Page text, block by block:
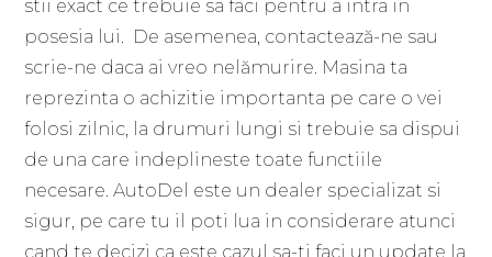
stii exact ce trebuie sa faci pentru a intra in
posesia lui. De asemenea, contactează-ne sau
scrie-ne daca ai vreo nelămurire. Masina ta
reprezinta o achizitie importanta pe care o vei
folosi zilnic, la drumuri lungi si trebuie sa dispui
de una care indeplineste toate functiile
necesare. AutoDel este un dealer specializat si
sigur, pe care tu il poti lua in considerare atunci
cand te decizi ca este cazul sa-ti faci un update la